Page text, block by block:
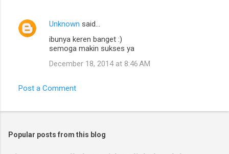
Unknown said…
ibunya keren banget :)
semoga makin sukses ya
December 18, 2014 at 8:46 AM
Post a Comment
Popular posts from this blog